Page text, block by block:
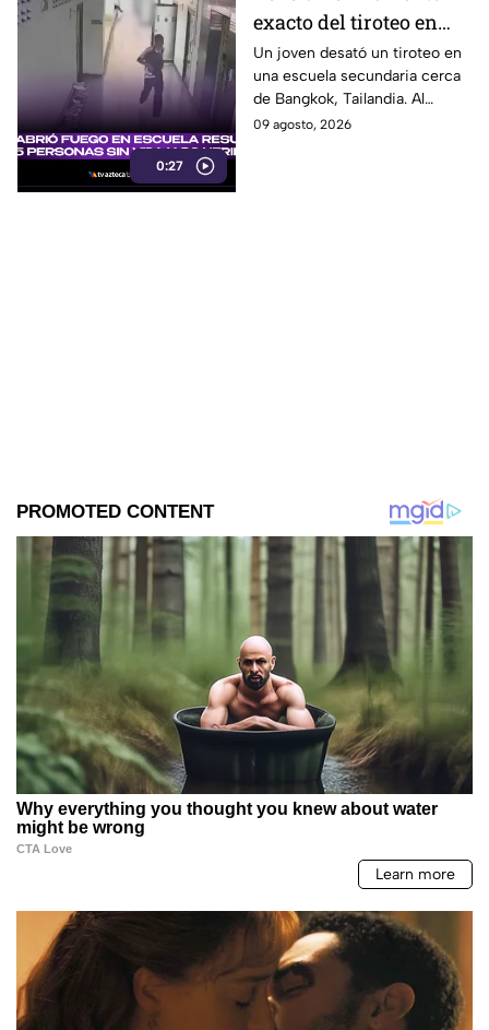
0:27
exacto del tiroteo en
secundaria que dejó al
menos 8 muertos y 30
heridos
Un joven desató un tiroteo en
una escuela secundaria cerca
de Bangkok, Tailandia. Al
menos ocho personas
09 agosto, 2026